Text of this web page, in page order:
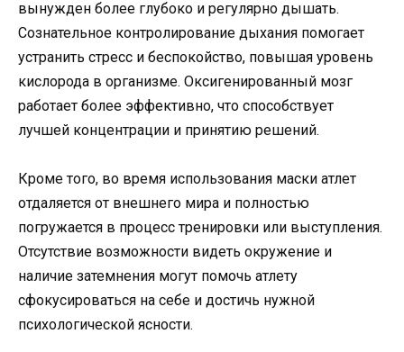
вынужден более глубоко и регулярно дышать.
Сознательное контролирование дыхания помогает
устранить стресс и беспокойство, повышая уровень
кислорода в организме. Оксигенированный мозг
работает более эффективно, что способствует
лучшей концентрации и принятию решений.
Кроме того, во время использования маски атлет
отдаляется от внешнего мира и полностью
погружается в процесс тренировки или выступления.
Отсутствие возможности видеть окружение и
наличие затемнения могут помочь атлету
сфокусироваться на себе и достичь нужной
психологической ясности.